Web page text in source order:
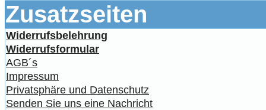
Zusatzseiten
Widerrufsbelehrung
Widerrufsformular
AGB´s
Impressum
Privatsphäre und Datenschutz
Senden Sie uns eine Nachricht